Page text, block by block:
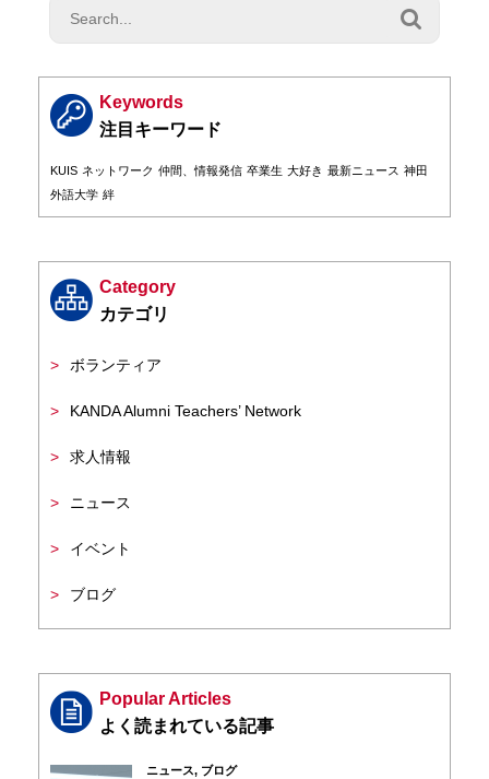

Keywords
KUIS ネットワーク 仲間、情報発信 卒業生 大好き 最新ニュース 神田
外語大学 絆
Category
ボランティア
KANDA Alumni Teachers’ Network
求人情報
ニュース
イベント
ブログ
Popular Articles
ニュース, ブログ